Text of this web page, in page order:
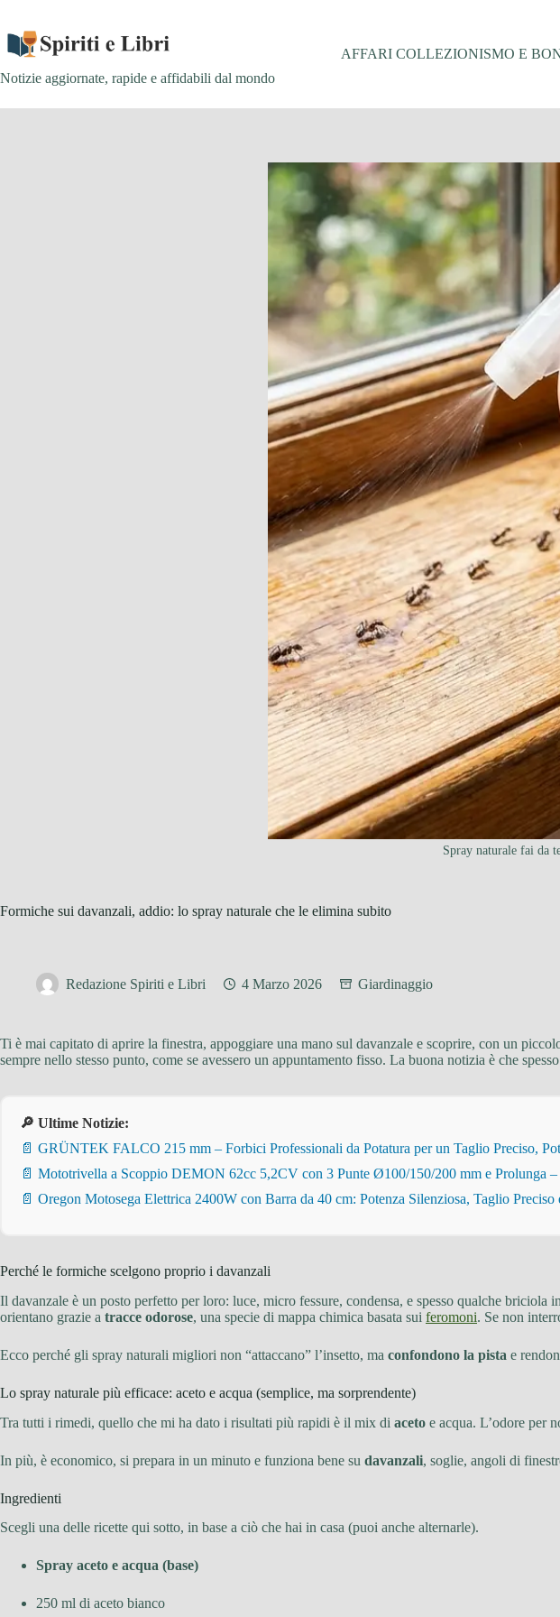
contenuto
Notizie aggiornate, rapide e affidabili dal mondo
AFFARI COLLEZIONISMO E
Spray naturale fai da
Formiche sui davanzali, addio: lo spray naturale che le elimina subito
Redazione Spiriti e Libri 4 Marzo 2026 Giardinaggio
Ti è mai capitato di aprire la finestra, appoggiare una mano sul davanzale e scoprire, con un
sempre nello stesso punto, come se avessero un appuntamento fisso. La buona notizia è che
🔎 Ultime Notizie:
📄 GRÜNTEK FALCO 215 mm – Forbici Professionali da Potatura per un Taglio Preciso,
📄 Mototrivella a Scoppio DEMON 62cc 5,2CV con 3 Punte Ø100/150/200 mm e Prolunga
📄 Oregon Motosega Elettrica 2400W con Barra da 40 cm: Potenza Silenziosa, Taglio
Perché le formiche scelgono proprio i davanzali
Il davanzale è un posto perfetto per loro: luce, micro fessure, condensa, e spesso qualche
orientano grazie a tracce odorose, una specie di mappa chimica basata sui feromoni. Se non
Ecco perché gli spray naturali migliori non “attaccano” l’insetto, ma confondono la pista e
Lo spray naturale più efficace: aceto e acqua (semplice, ma sorprendente)
Tra tutti i rimedi, quello che mi ha dato i risultati più rapidi è il mix di aceto e acqua. L’odore per
In più, è economico, si prepara in un minuto e funziona bene su davanzali, soglie, angoli di
Ingredienti
Scegli una delle ricette qui sotto, in base a ciò che hai in casa (puoi anche alternarle).
Spray aceto e acqua (base)
250 ml di aceto bianco